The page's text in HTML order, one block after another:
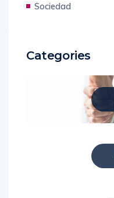
Sociedad
Categories